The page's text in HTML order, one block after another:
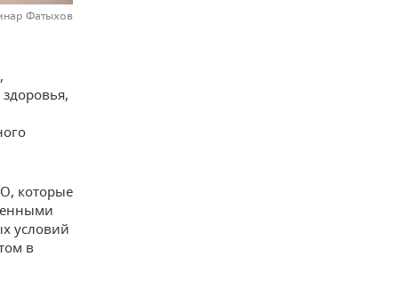
Фатыхов
которые
условий
в